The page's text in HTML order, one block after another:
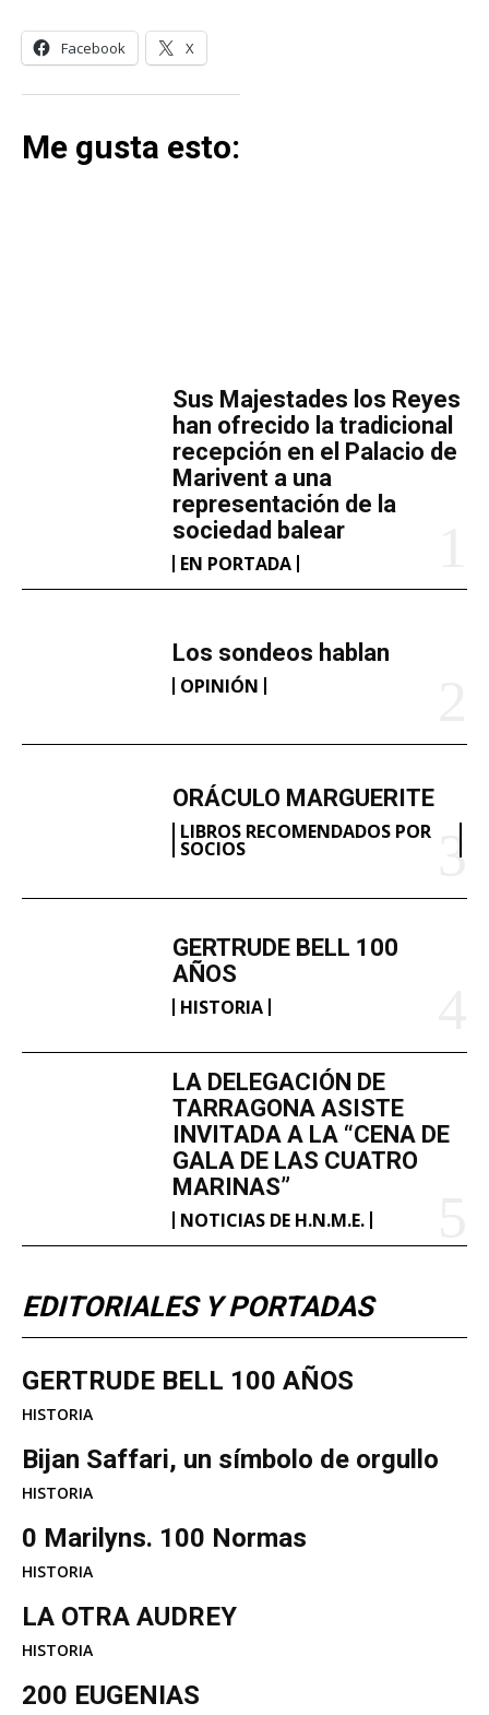
​Sus Majestades los Reyes
han ofrecido la tradicional
recepción en el Palacio de
Marivent​ a una
representación de la
sociedad balear
EN PORTADA
Los sondeos hablan
OPINIÓN
ORÁCULO MARGUERITE
LIBROS RECOMENDADOS POR
SOCIOS
GERTRUDE BELL 100
AÑOS
HISTORIA
LA DELEGACIÓN DE
TARRAGONA ASISTE
INVITADA A LA “CENA DE
GALA DE LAS CUATRO
MARINAS”
NOTICIAS DE H.N.M.E.
EDITORIALES Y PORTADAS
GERTRUDE BELL 100 AÑOS
HISTORIA
Bijan Saffari, un símbolo de orgullo
HISTORIA
0 Marilyns. 100 Normas
HISTORIA
LA OTRA AUDREY
HISTORIA
200 EUGENIAS
Facebook X
Me gusta esto: